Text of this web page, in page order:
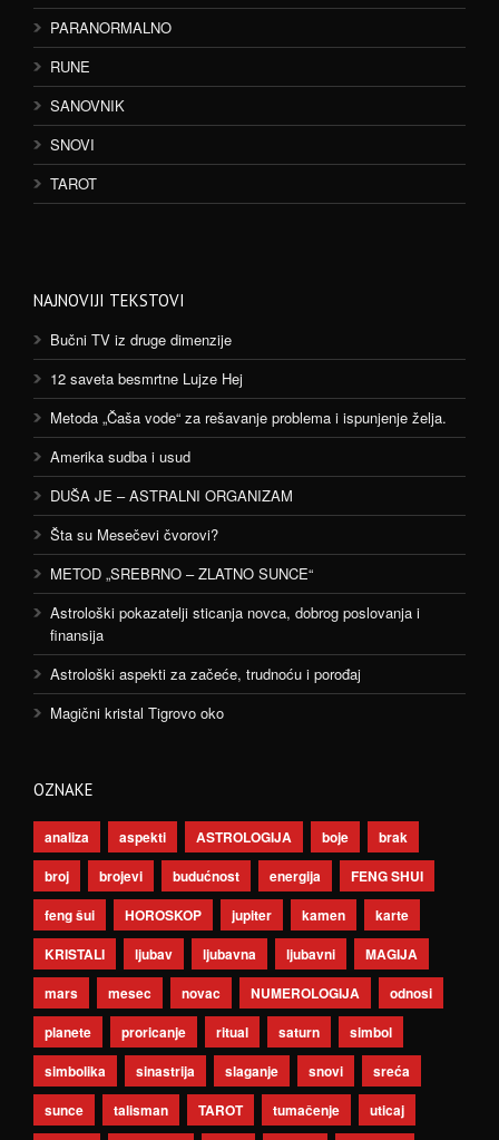
PARANORMALNO
RUNE
SANOVNIK
SNOVI
TAROT
NAJNOVIJI TEKSTOVI
Bučni TV iz druge dimenzije
12 saveta besmrtne Lujze Hej
Metoda „Čaša vode“ za rešavanje problema i ispunjenje želja.
Amerika sudba i usud
DUŠA JE – ASTRALNI ORGANIZAM
Šta su Mesečevi čvorovi?
METOD „SREBRNO – ZLATNO SUNCE“
Astrološki pokazatelji sticanja novca, dobrog poslovanja i
finansija
Astrološki aspekti za začeće, trudnoću i porođaj
Magični kristal Tigrovo oko
OZNAKE
analiza aspekti ASTROLOGIJA boje
brak
broj
brojevi budućnost energija
FENG SHUI
feng šui
HOROSKOP jupiter kamen
karte
KRISTALI
ljubav ljubavna ljubavni
MAGIJA
mars
mesec novac NUMEROLOGIJA
odnosi
planete
proricanje ritual saturn
simbol
simbolika
sinastrija slaganje snovi
sreća
sunce
talisman TAROT tumačenje
uticaj